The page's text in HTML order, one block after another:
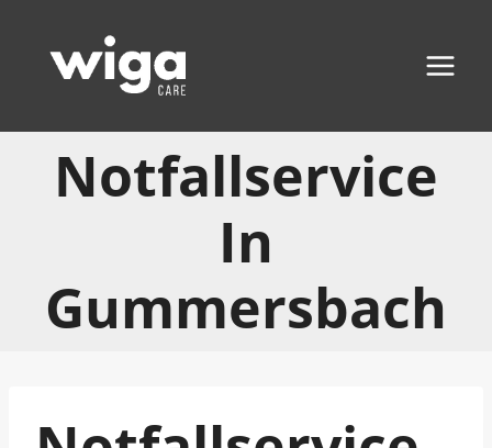
Inhalt
springen
Notfallservice
In
Gummersbach